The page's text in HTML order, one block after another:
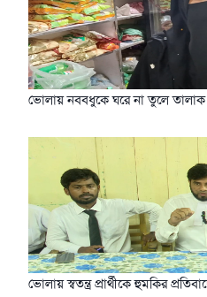
ভোলায় নববধুকে ঘরে না তুলে তালাক
ভোলায় স্বতন্ত্র প্রার্থীকে হুমকির